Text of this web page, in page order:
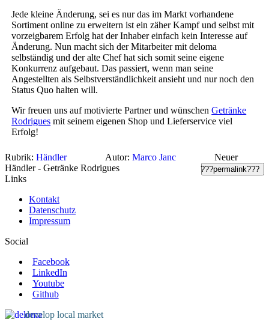
Jede kleine Änderung, sei es nur das im Markt vorhandene
Sortiment online zu erweitern ist ein zäher Kampf und selbst mit
vorzeigbarem Erfolg hat der Inhaber einfach kein Interesse auf
Änderung. Nun macht sich der Mitarbeiter mit deloma
selbständig und der alte Chef hat sich somit seine eigene
Konkurrenz aufgebaut. Das passiert, wenn man seine
Angestellten als Selbstverständlichkeit ansieht und nur noch den
Status Quo halten will.
Wir freuen uns auf motivierte Partner und wünschenGetränke
Rodrigues mit seinem eigenen Shop und Lieferservice viel
Erfolg!
Rubrik: Händler Autor: Marco Janc
???permalink???
Neuer
Händler - Getränke Rodrigues
Links
Kontakt
Datenschutz
Impressum
Social
Facebook
LinkedIn
Youtube
Github
develop local market